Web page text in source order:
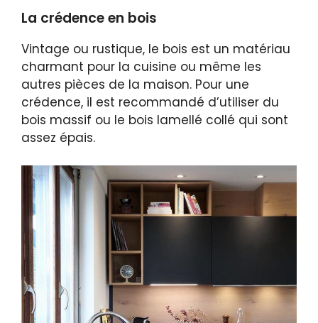
La crédence en bois
Vintage ou rustique, le bois est un matériau
charmant pour la cuisine ou même les
autres pièces de la maison. Pour une
crédence, il est recommandé d’utiliser du
bois massif ou le bois lamellé collé qui sont
assez épais.